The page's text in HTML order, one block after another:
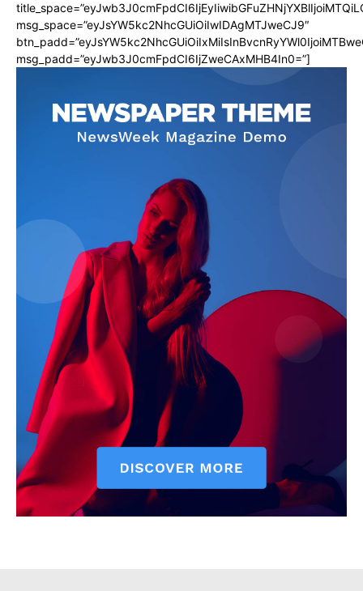
msg_space=”eyJsYW5kc2NhcGUiOiIwIDAgMTJweCJ9″
msg_padd=”eyJwb3J0cmFpdCI6IjZweCAxMHB4In0=”]